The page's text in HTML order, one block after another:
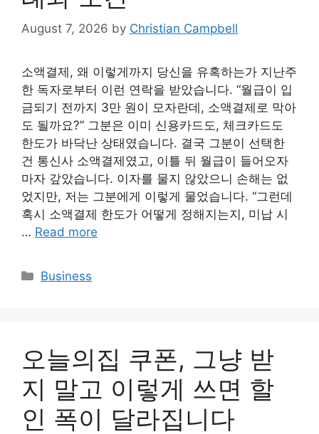
August 7, 2026 by Christian Campbell
소액결제, 왜 이렇게까지 당신을 유혹하는가 지난주
한 독자로부터 이런 연락을 받았습니다. “월급이 입
금되기 전까지 3만 원이 모자란데, 소액결제로 막아
도 될까요?” 그분은 이미 신용카드도, 체크카드도
한도가 바닥난 상태였습니다. 결국 그분이 선택한
건 통신사 소액결제였고, 이틀 뒤 월급이 들어오자
마자 갚았습니다. 이자를 물지 않았으니 손해는 없
었지만, 저는 그분에게 이렇게 물었습니다. “그런데
혹시 소액결제 한도가 어떻게 정해지는지, 미납 시
… Read more
Categories
Business
오늘의집 쿠폰, 그냥 받
지 말고 이렇게 쓰면 할
인 폭이 달라집니다